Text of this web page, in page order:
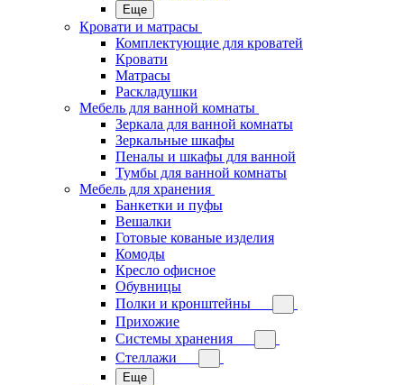
Еще
Кровати и матрасы
Комплектующие для кроватей
Кровати
Матрасы
Раскладушки
Мебель для ванной комнаты
Зеркала для ванной комнаты
Зеркальные шкафы
Пеналы и шкафы для ванной
Тумбы для ванной комнаты
Мебель для хранения
Банкетки и пуфы
Вешалки
Готовые кованые изделия
Комоды
Кресло офисное
Обувницы
Полки и кронштейны
Прихожие
Системы хранения
Стеллажи
Еще